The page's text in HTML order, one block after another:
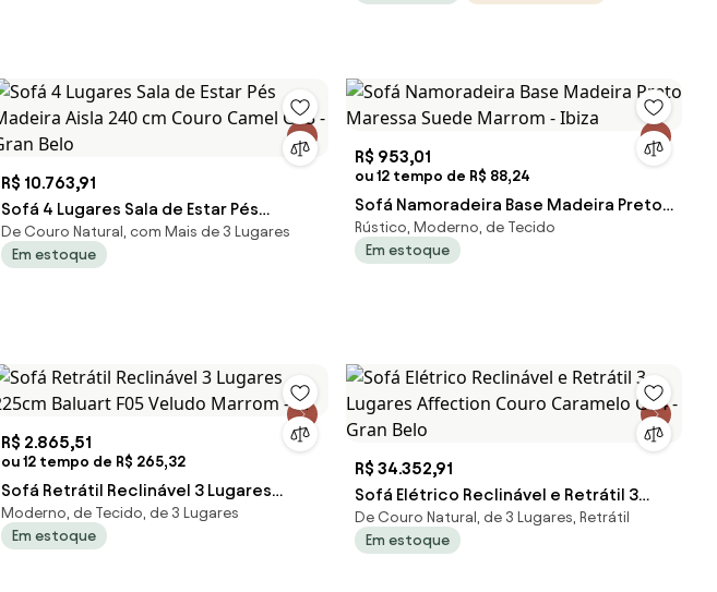
R$ 10.763,91
Sofá 4 Lugares Sala de Estar Pés
Madeira Aisla 240 cm Couro Camel
G43 - Gran Belo
De Couro Natural, com Mais de 3 Lugares
Em estoque
R$ 953,01
ou 12 tempo de R$ 88,24
Sofá Namoradeira Base Madeira Preto
Maressa Suede Marrom - Ibiza
Rústico, Moderno, de Tecido
Em estoque
R$ 2.865,51
ou 12 tempo de R$ 265,32
Sofá Retrátil Reclinável 3 Lugares
225cm Baluart F05 Veludo Marrom - M
Moderno, de Tecido, de 3 Lugares
Em estoque
R$ 34.352,91
Sofá Elétrico Reclinável e Retrátil 3
Lugares Affection Couro Caramelo
G34 - Gran Belo
De Couro Natural, de 3 Lugares, Retrátil
Em estoque